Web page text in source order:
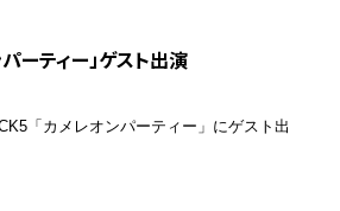
ーティー」ゲスト出演
「カメレオンパーティー」にゲスト出